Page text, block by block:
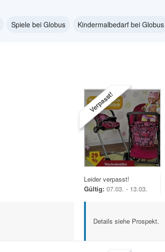
Spiele bei Globus Kindermalbedarf bei Globus
Verpasst!
Leider verpasst!
Gültig: 07.03. - 13.03.
Details siehe Prospekt.